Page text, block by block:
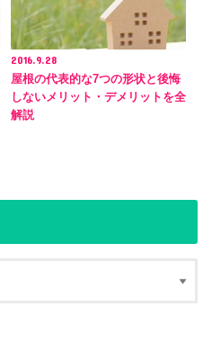
2016.9.28
屋根の代表的な7つの形状と後悔
しないメリット・デメリットを全
解説